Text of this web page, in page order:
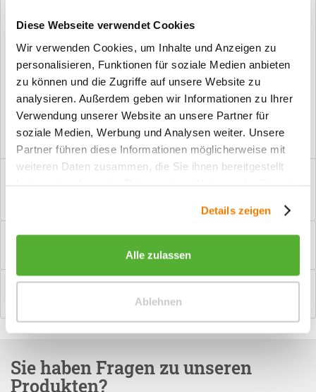
Diese Webseite verwendet Cookies
Wir verwenden Cookies, um Inhalte und Anzeigen zu
personalisieren, Funktionen für soziale Medien anbieten
zu können und die Zugriffe auf unsere Website zu
analysieren. Außerdem geben wir Informationen zu Ihrer
Verwendung unserer Website an unsere Partner für
soziale Medien, Werbung und Analysen weiter. Unsere
Partner führen diese Informationen möglicherweise mit
weiteren Daten zusammen, die Sie ihnen bereitgestellt
Details zeigen
Alle zulassen
Ablehnen
Fragen zum Artikel?
Artikel-Nr.: 32522810
Vorteile
Kostenloser Versand ab € 2000,- Bestellwert
Versand mit eigener Spedition
Beschreibung
mehr
Bewertungen
0
Bewertungen lesen, schreiben und diskutieren...
Hilfevideo
Sie haben Fragen zu unseren
Produkten?